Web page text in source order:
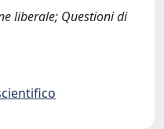
liberale; Questioni di